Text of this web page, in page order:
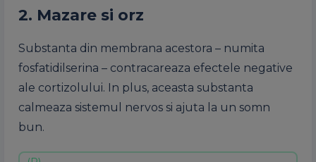
2. Mazare si orz
Substanta din membrana acestora – numita
fosfatidilserina – contracareaza efectele negative
ale cortizolului. In plus, aceasta substanta
calmeaza sistemul nervos si ajuta la un somn
bun.